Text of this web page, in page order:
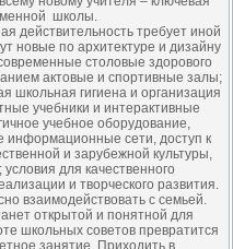
школы.
действительность требует иной
новые по архитектуре и дизайну
столовые здорового
актовые и спортивные залы;
школьная гигиена и организация
учебники и интерактивные
учебное оборудование,
информационные сети, доступ к
и зарубежной культуры,
для качественного
и творческого развития.
взаимодействовать с семьей.
открытой и понятной для
школьных советов превратится
занятие. Приходить в